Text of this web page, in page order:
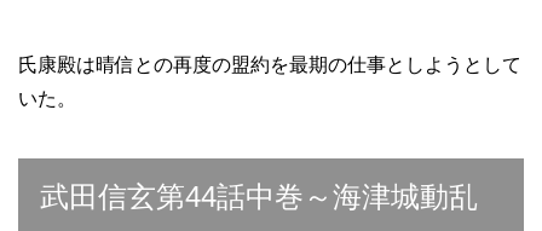
氏康殿は晴信との再度の盟約を最期の仕事としようとして
いた。
武田信玄第44話中巻～海津城動乱